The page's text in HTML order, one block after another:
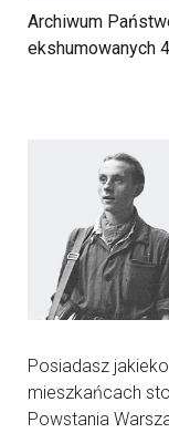
Archiwum
ekshumowanych
Posiadasz
mieszkańcach
Powstania